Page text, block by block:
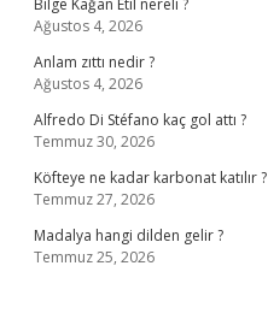
Bilge Kağan Etil nereli ?
Ağustos 4, 2026
Anlam zıttı nedir ?
Ağustos 4, 2026
Alfredo Di Stéfano kaç gol attı ?
Temmuz 30, 2026
Köfteye ne kadar karbonat katılır ?
Temmuz 27, 2026
Madalya hangi dilden gelir ?
Temmuz 25, 2026